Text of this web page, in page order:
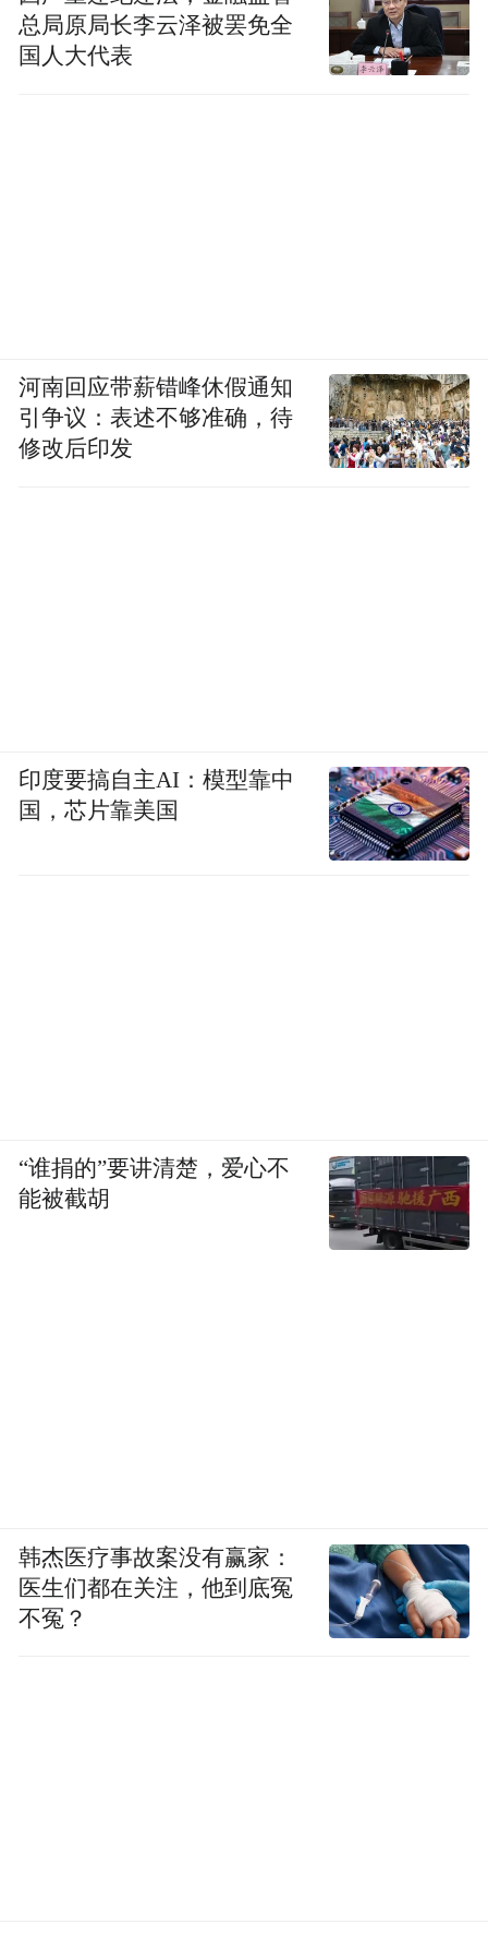
总局原局长李云泽被罢免全
国人大代表
河南回应带薪错峰休假通知
引争议：表述不够准确，待
修改后印发
印度要搞自主AI：模型靠中
国，芯片靠美国
“谁捐的”要讲清楚，爱心不
能被截胡
韩杰医疗事故案没有赢家：
医生们都在关注，他到底冤
不冤？